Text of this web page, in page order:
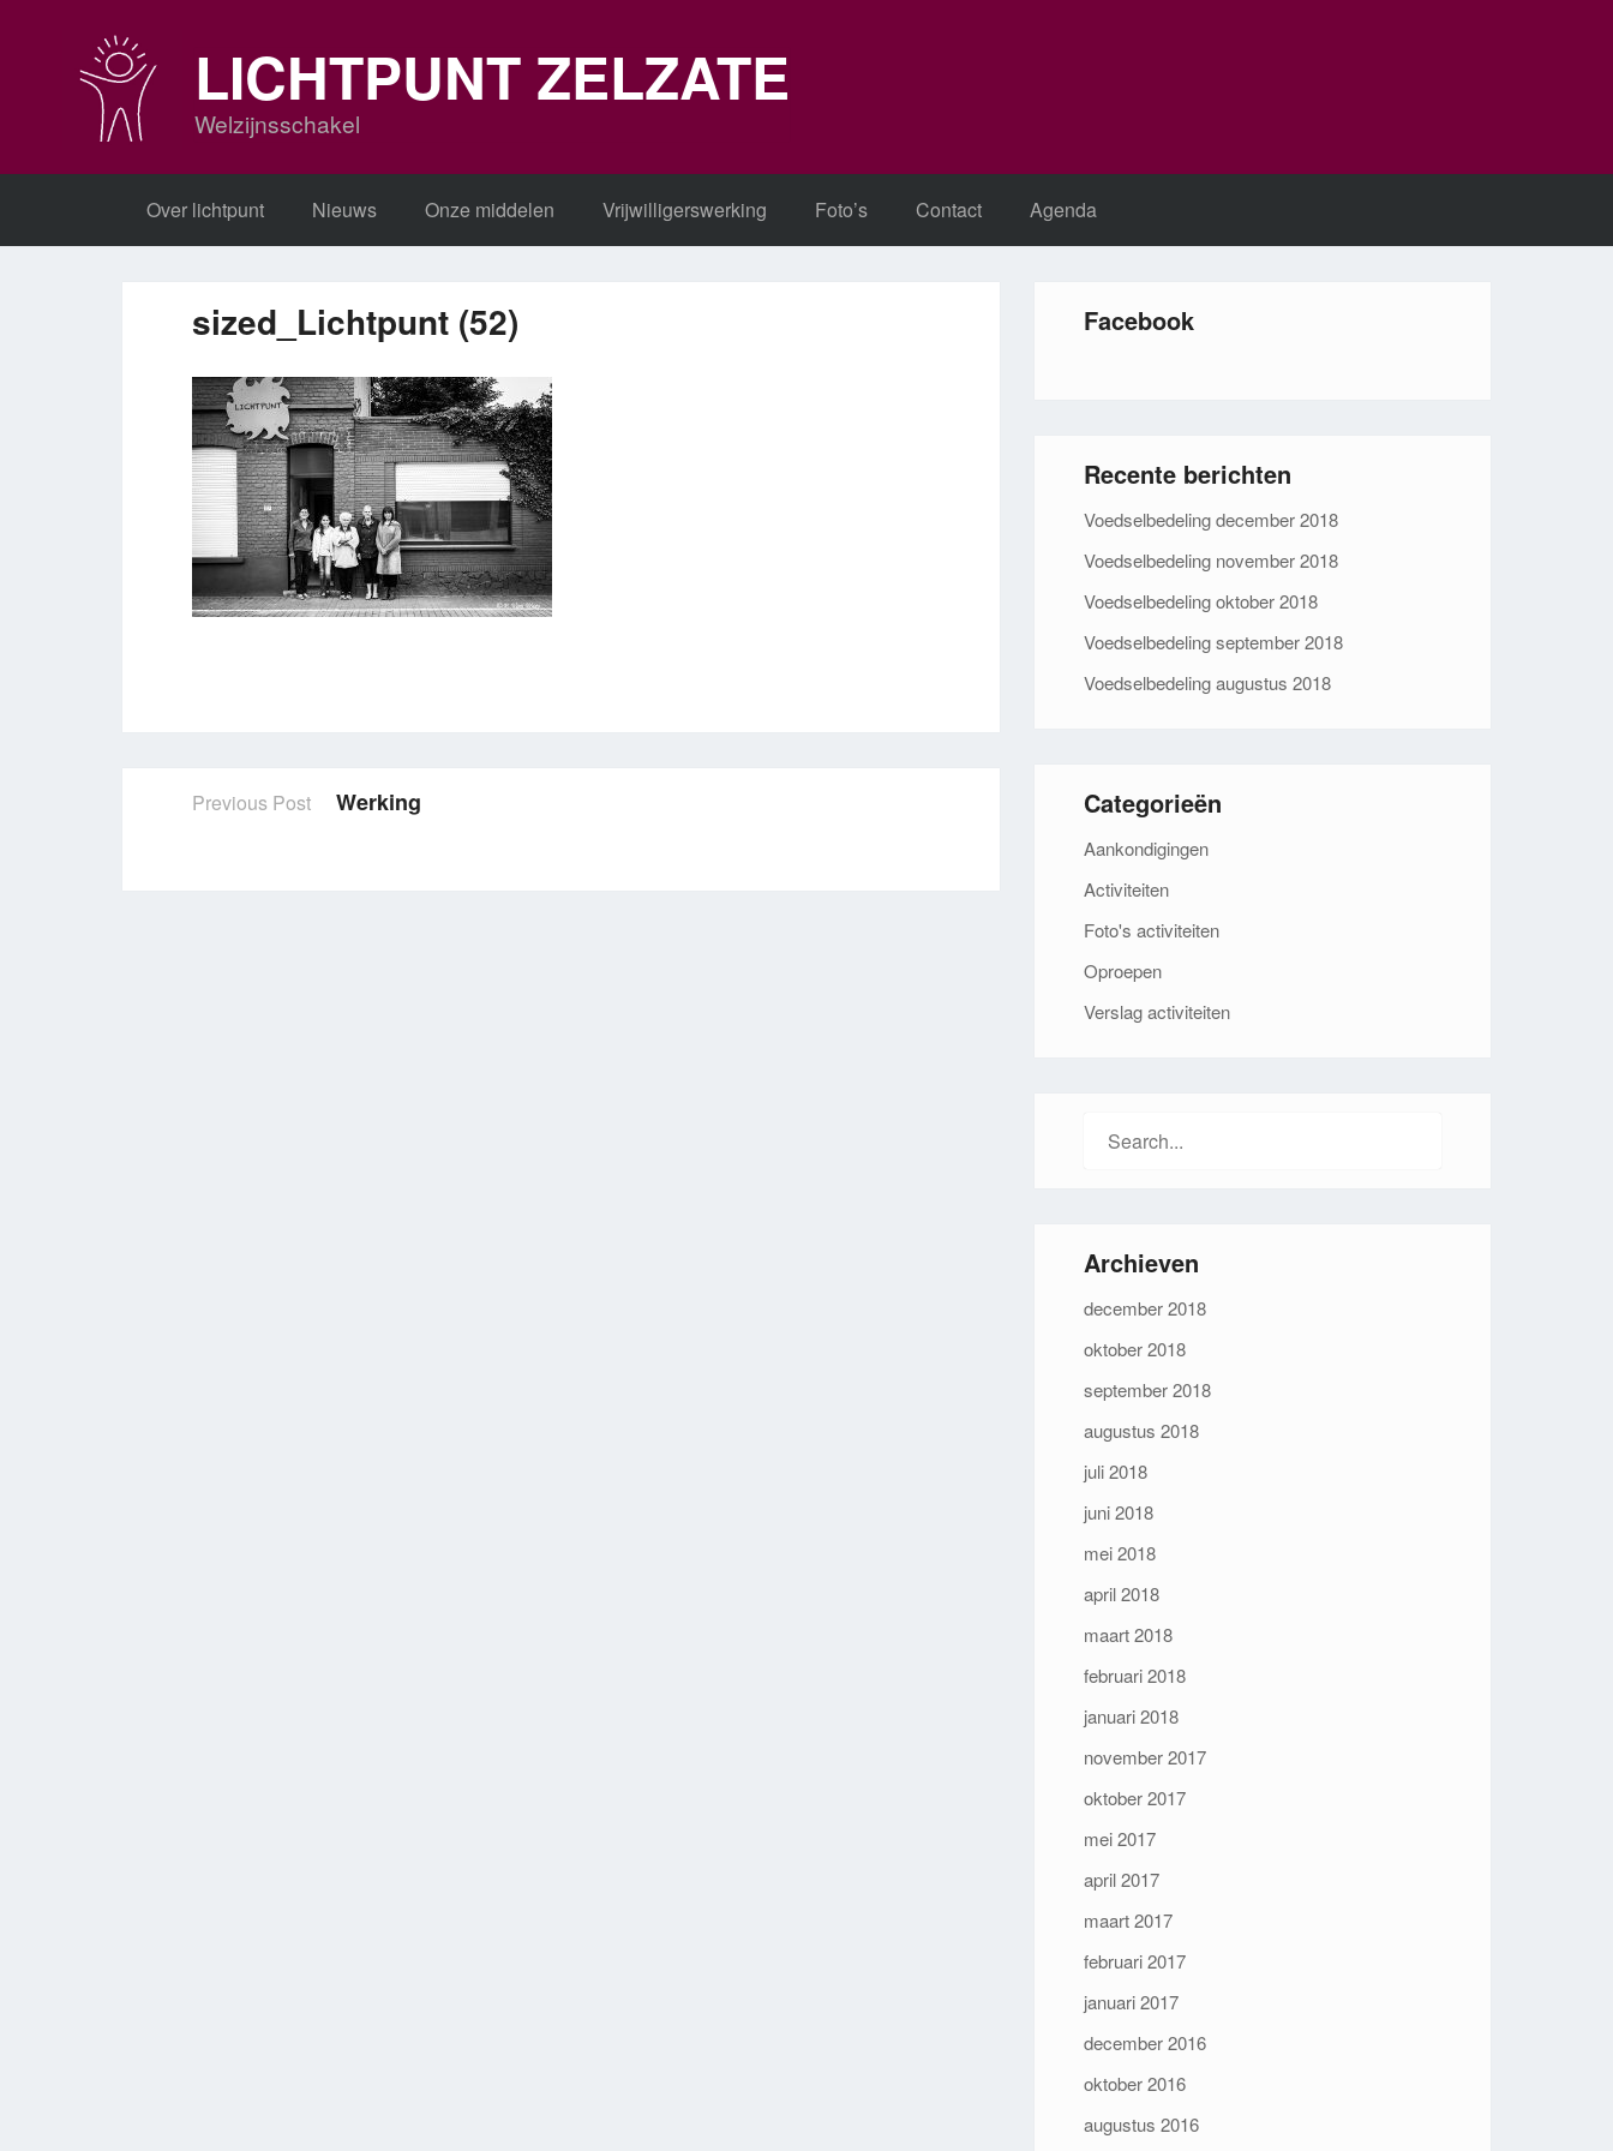
LICHTPUNT ZELZATE
Welzijnsschakel
Over lichtpunt Nieuws Onze middelen Vrijwilligerswerking Foto’s Contact Agenda
sized_Lichtpunt (52)
Previous Post Werking
Facebook
Recente berichten
Voedselbedeling december 2018
Voedselbedeling november 2018
Voedselbedeling oktober 2018
Voedselbedeling september 2018
Voedselbedeling augustus 2018
Categorieën
Aankondigingen
Activiteiten
Foto's activiteiten
Oproepen
Verslag activiteiten
Archieven
december 2018
oktober 2018
september 2018
augustus 2018
juli 2018
juni 2018
mei 2018
april 2018
maart 2018
februari 2018
januari 2018
november 2017
oktober 2017
mei 2017
april 2017
maart 2017
februari 2017
januari 2017
december 2016
oktober 2016
augustus 2016